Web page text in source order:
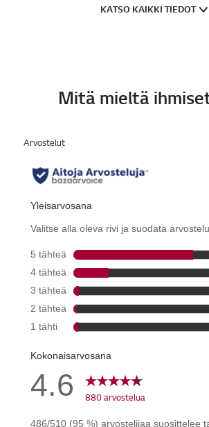
KATSO KAIKKI TIEDOT
Mitä mieltä